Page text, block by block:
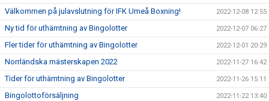
Välkommen på julavslutning för IFK Umeå Boxning! 2022-12-08 12:55
Ny tid för uthämtning av Bingolotter 2022-12-07 06:27
Fler tider för uthämtning av Bingolotter 2022-12-01 20:29
Norrländska mästerskapen 2022 2022-11-27 16:42
Tider för uthämtning av Bingolotter 2022-11-26 15:11
Bingolottoförsäljning 2022-11-22 13:40